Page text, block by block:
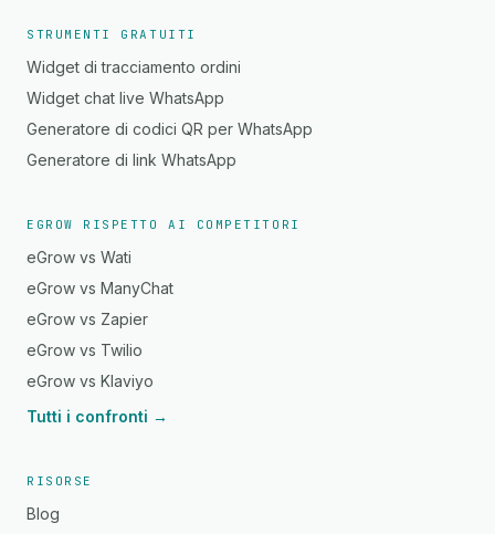
STRUMENTI GRATUITI
Widget di tracciamento ordini
Widget chat live WhatsApp
Generatore di codici QR per WhatsApp
Generatore di link WhatsApp
EGROW RISPETTO AI COMPETITORI
eGrow vs Wati
eGrow vs ManyChat
eGrow vs Zapier
eGrow vs Twilio
eGrow vs Klaviyo
Tutti i confronti →
RISORSE
Blog